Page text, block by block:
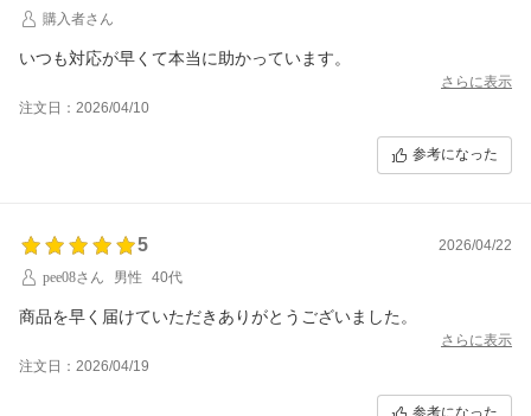
購入者さん
いつも対応が早くて本当に助かっています。
さらに表示
注文日：2026/04/10
参考になった
5
2026/04/22
pee08さん
男性 40代
商品を早く届けていただきありがとうございました。
さらに表示
注文日：2026/04/19